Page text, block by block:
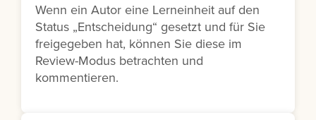
Wenn ein Autor eine Lerneinheit auf den
Status „Entscheidung“ gesetzt und für Sie
freigegeben hat, können Sie diese im
Review-Modus betrachten und
kommentieren.